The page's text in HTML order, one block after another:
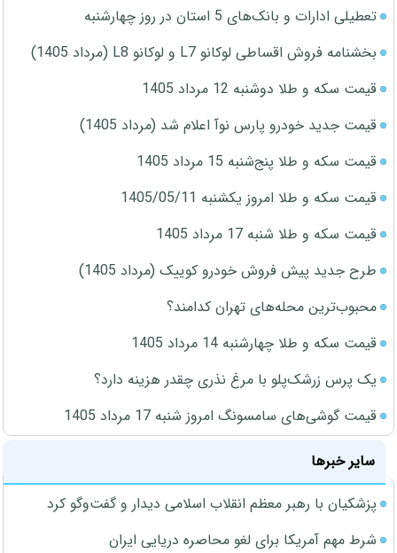
تعطیلی ادارات و بانک‌های 5 استان در روز چهارشنبه
بخشنامه فروش اقساطی لوکانو L7 و لوکانو L8 (مرداد 1405)
قیمت سکه و طلا دوشنبه 12 مرداد 1405
قیمت جدید خودرو پارس نوآ اعلام شد (مرداد 1405)
قیمت سکه و طلا پنج‌شنبه 15 مرداد 1405
قیمت سکه و طلا امروز یکشنبه 1405/05/11
قیمت سکه و طلا شنبه 17 مرداد 1405
طرح جدید پیش فروش خودرو کوییک (مرداد 1405)
محبوب‌ترین محله‌های تهران کدامند؟
قیمت سکه و طلا چهارشنبه 14 مرداد 1405
یک پرس زرشک‌پلو با مرغ نذری چقدر هزینه دارد؟
قیمت گوشی‌های سامسونگ امروز شنبه 17 مرداد 1405
سایر خبرها
پزشکیان با رهبر معظم انقلاب اسلامی دیدار و گفت‌وگو کرد
شرط مهم آمریکا برای لغو محاصره دریایی ایران